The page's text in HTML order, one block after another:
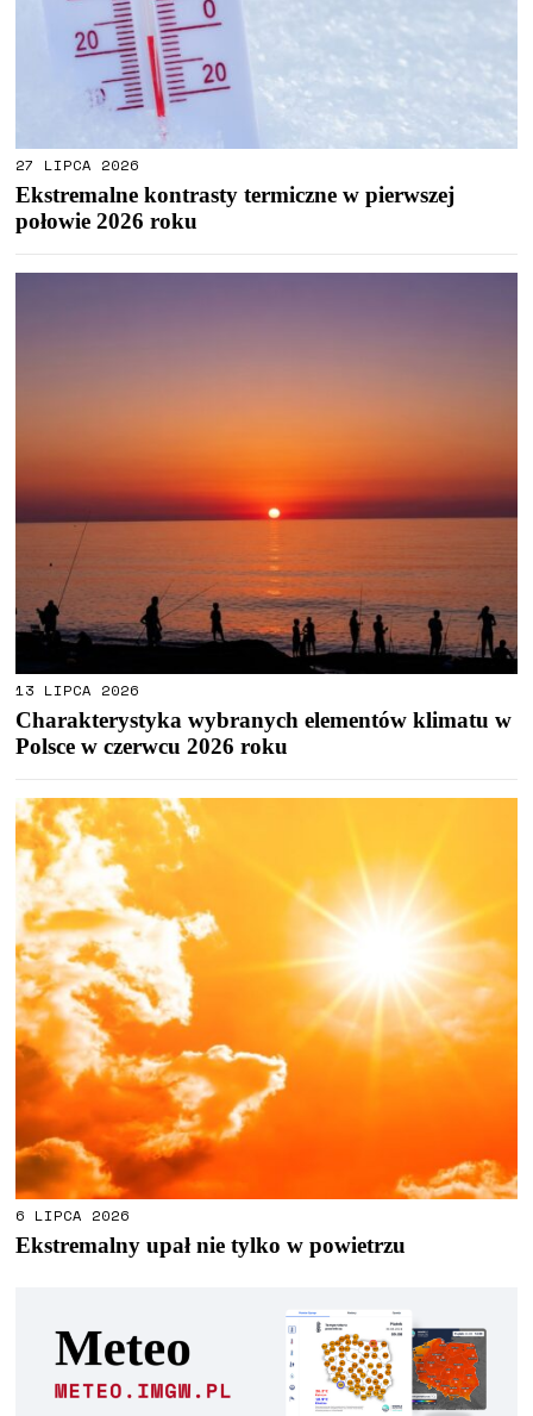
27 LIPCA 2026
Ekstremalne kontrasty termiczne w pierwszej
połowie 2026 roku
13 LIPCA 2026
Charakterystyka wybranych elementów klimatu w
Polsce w czerwcu 2026 roku
6 LIPCA 2026
Ekstremalny upał nie tylko w powietrzu